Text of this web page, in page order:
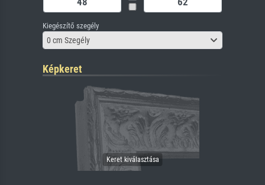
Kiegészítő szegély
0 cm Szegély
Képkeret